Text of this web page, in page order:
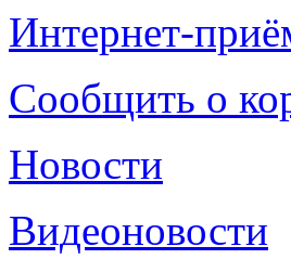
Интернет-
Сообщить о
Новости
Видеоновости